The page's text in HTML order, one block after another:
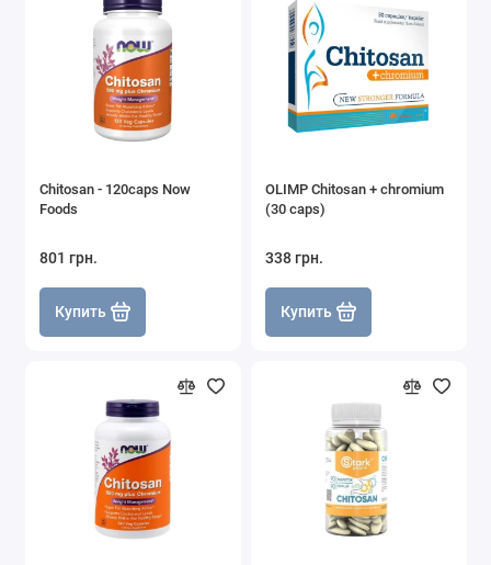
Chitosan - 120caps Now
Foods
801 грн.
Купить
OLIMP Chitosan + chromium
(30 caps)
338 грн.
Купить